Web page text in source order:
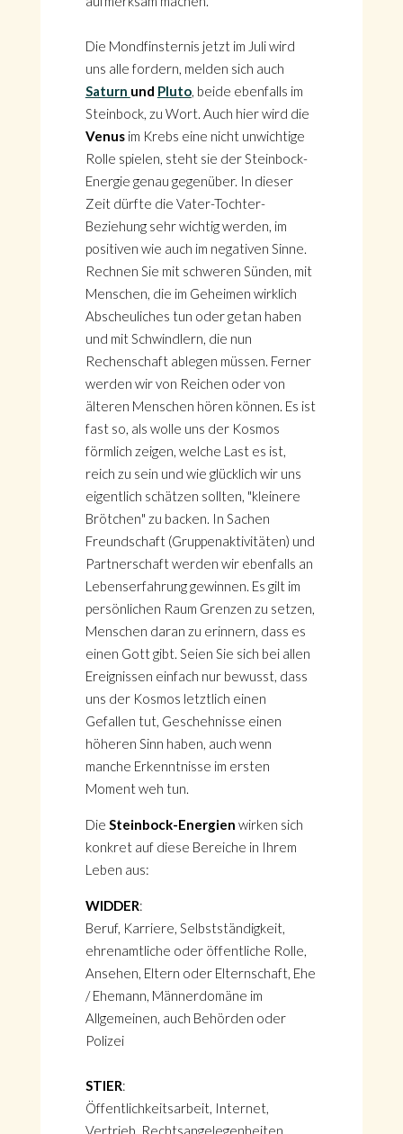
Die Mondfinsternis jetzt im Juli wird
uns alle fordern, melden sich auch
Saturn und Pluto, beide ebenfalls im
Steinbock, zu Wort. Auch hier wird die
Venusim Krebs eine nicht unwichtige
Rolle spielen, steht sie der Steinbock-
Energie genau gegenüber. In dieser
Zeit dürfte die Vater-Tochter-
Beziehung sehr wichtig werden, im
positiven wie auch im negativen Sinne.
Rechnen Sie mit schweren Sünden, mit
Menschen, die im Geheimen wirklich
Abscheuliches tun oder getan haben
und mit Schwindlern, die nun
Rechenschaft ablegen müssen. Ferner
werden wir von Reichen oder von
älteren Menschen hören können. Es ist
fast so, als wolle uns der Kosmos
förmlich zeigen, welche Last es ist,
reich zu sein und wie glücklich wir uns
eigentlich schätzen sollten, "kleinere
Brötchen" zu backen. In Sachen
Freundschaft (Gruppenaktivitäten) und
Partnerschaft werden wir ebenfalls an
Lebenserfahrung gewinnen. Es gilt im
persönlichen Raum Grenzen zu setzen,
Menschen daran zu erinnern, dass es
einen Gott gibt. Seien Sie sich bei allen
Ereignissen einfach nur bewusst, dass
uns der Kosmos letztlich einen
Gefallen tut, Geschehnisse einen
höheren Sinn haben, auch wenn
manche Erkenntnisse im ersten
Moment weh tun.
Die Steinbock-Energien wirken sich
konkret auf diese Bereiche in Ihrem
Leben aus:
WIDDER:
Beruf, Karriere, Selbstständigkeit,
ehrenamtliche oder öffentliche Rolle,
Ansehen, Eltern oder Elternschaft, Ehe
/ Ehemann, Männerdomäne im
Allgemeinen, auch Behörden oder
Polizei
STIER:
Öffentlichkeitsarbeit, Internet,
Vertrieb, Rechtsangelegenheiten,